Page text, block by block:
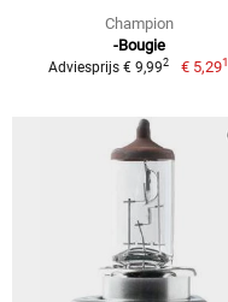
Champion
-Bougie
Adviesprijs € 9,992 € 5,291